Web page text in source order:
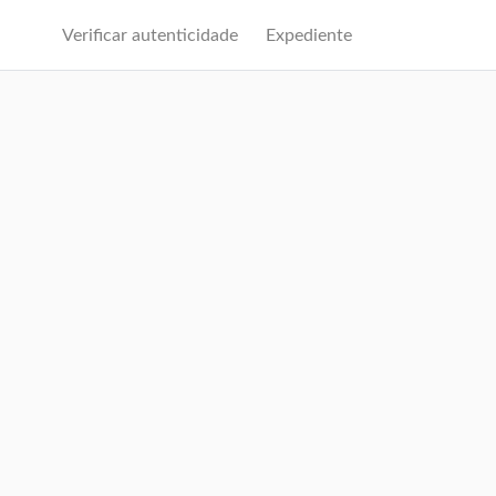
Verificar autenticidade Expediente